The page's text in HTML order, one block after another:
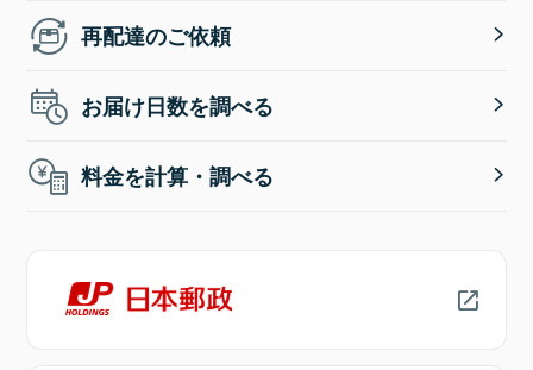
再配達のご依頼
お届け日数を調べる
料金を計算・調べる